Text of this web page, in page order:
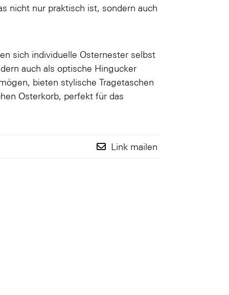
nicht nur praktisch ist, sondern auch
sich individuelle Osternester selbst
auch als optische Hingucker
bieten stylische Tragetaschen
Osterkorb, perfekt für das
Link mailen